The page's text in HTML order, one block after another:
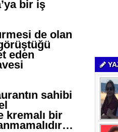
bir iş
de olan
eden
sahibi
kremalı bir